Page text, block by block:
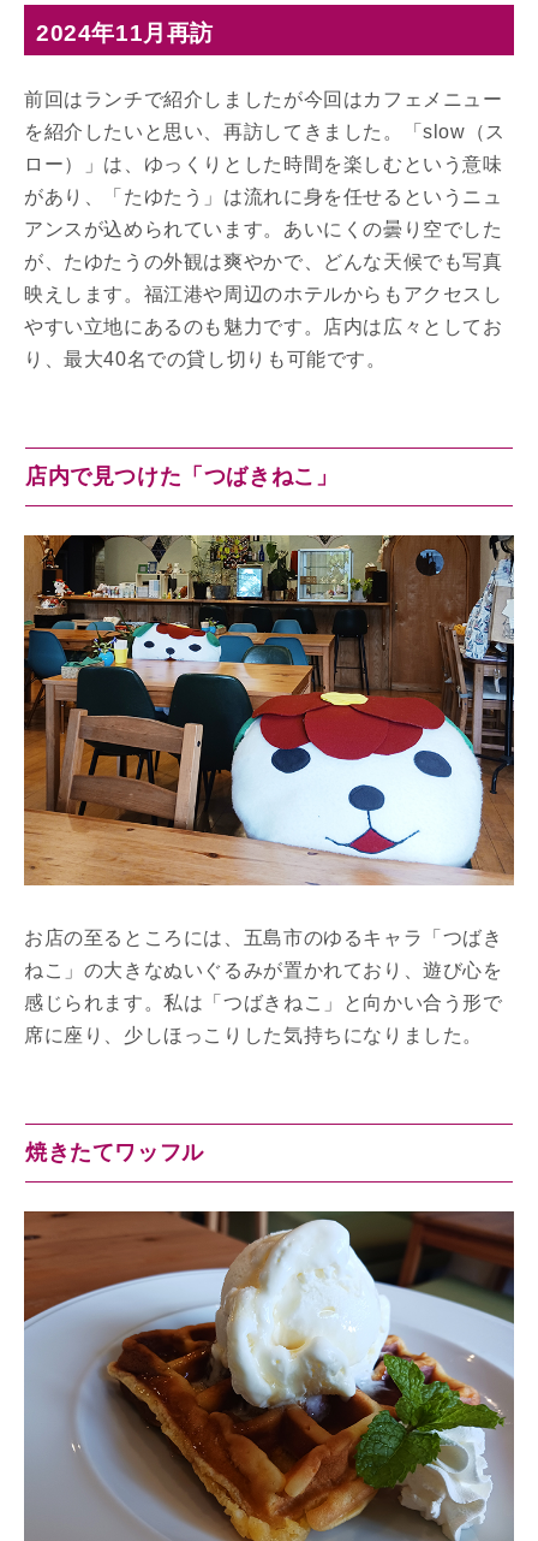
2024年11月再訪
前回はランチで紹介しましたが今回はカフェメニュー
を紹介したいと思い、再訪してきました。「slow（ス
ロー）」は、ゆっくりとした時間を楽しむという意味
があり、「たゆたう」は流れに身を任せるというニュ
アンスが込められています。あいにくの曇り空でした
が、たゆたうの外観は爽やかで、どんな天候でも写真
映えします。福江港や周辺のホテルからもアクセスし
やすい立地にあるのも魅力です。店内は広々としてお
り、最大40名での貸し切りも可能です。
店内で見つけた「つばきねこ」
お店の至るところには、五島市のゆるキャラ「つばき
ねこ」の大きなぬいぐるみが置かれており、遊び心を
感じられます。私は「つばきねこ」と向かい合う形で
席に座り、少しほっこりした気持ちになりました。
焼きたてワッフル